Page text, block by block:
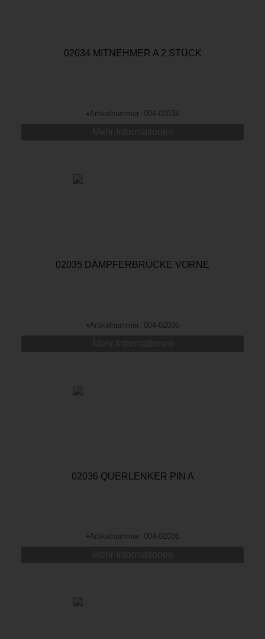
02034 MITNEHMER A 2 STÜCK
•Artikelnummer: 004-02034
02035 DÄMPFERBRÜCKE VORNE
•Artikelnummer: 004-02035
02036 QUERLENKER PIN A
•Artikelnummer: 004-02036